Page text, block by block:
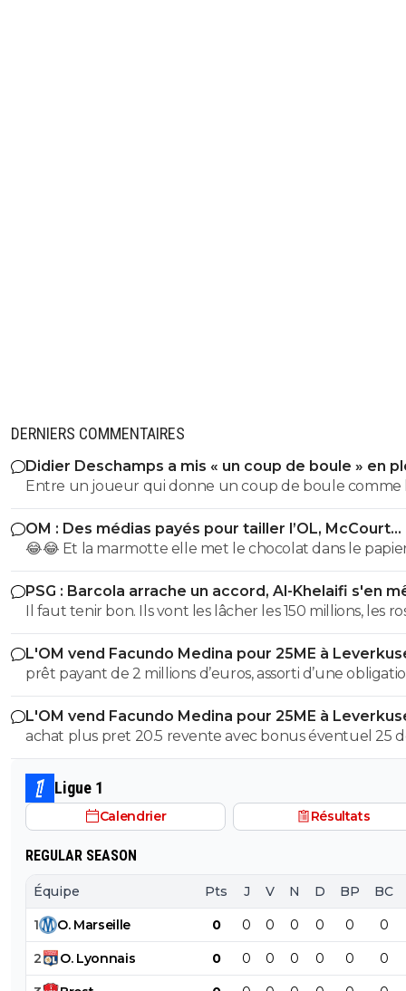
DERNIERS COMMENTAIRES
Didier Deschamps a mis « un coup de boule » en
Mondial
Entre un joueur qui donne un coup de boule comme
sélectionneur en poste, et la critique sur l' arrbitrage il
une sacré différence, l'arbitre n'a pas reçu de coup par
contre l' Italien lui oui Quel exemple pour les jeunes
poussent que de mettre un sélectionneur comme
vient d'être nommé !
OM : Des médias payés pour tailler l’OL, McCourt
accusé
😂😂 Et la marmotte elle met le chocolat dans le
pauvre foutre0. Les cons, ça ose tout, c'est même à ça
les reconnaît.
PSG : Barcola arrache un accord, Al-Khelaifi s'en
Il faut tenir bon. Ils vont les lâcher les 150 millions, les
!!
L'OM vend Facundo Medina pour 25ME à
prêt payant de 2 millions d’euros, assorti d’une
d’achat fixée à 18 millions, à laquelle s’ajoutent 2
bonus facilement atteignables
L'OM vend Facundo Medina pour 25ME à
achat plus pret 20.5 revente avec bonus éventuel 25
aux max 4.5M ce n'est pas avec cela que tu vas
caissesLigue 1
Calendrier Résultats
REGULAR SEASON
Équipe Pts J V N D BP BC
1 O. Marseille 0 0 0 0 0 0 0
2 O. Lyonnais 0 0 0 0 0 0 0